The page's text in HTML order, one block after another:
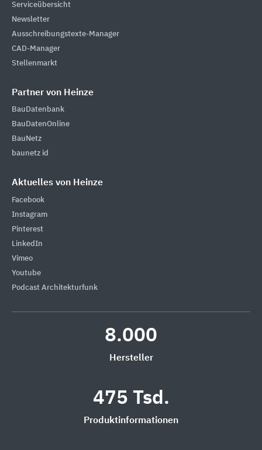
Serviceübersicht
Newsletter
Ausschreibungstexte-Manager
CAD-Manager
Stellenmarkt
Partner von Heinze
BauDatenbank
BauDatenOnline
BauNetz
baunetz id
Aktuelles von Heinze
Facebook
Instagram
Pinterest
LinkedIn
Vimeo
Youtube
Podcast Architekturfunk
8.000
Hersteller
475 Tsd.
Produktinformationen